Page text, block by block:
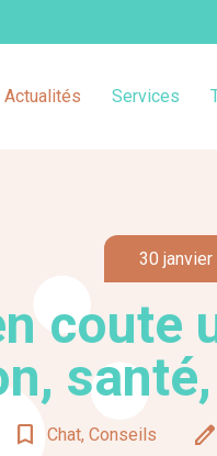
Actualités Services
30
coute
bookmark_border Chat, Conseils edit